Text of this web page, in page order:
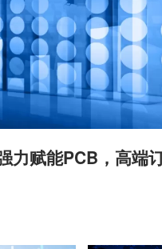
力赋能PCB，高端